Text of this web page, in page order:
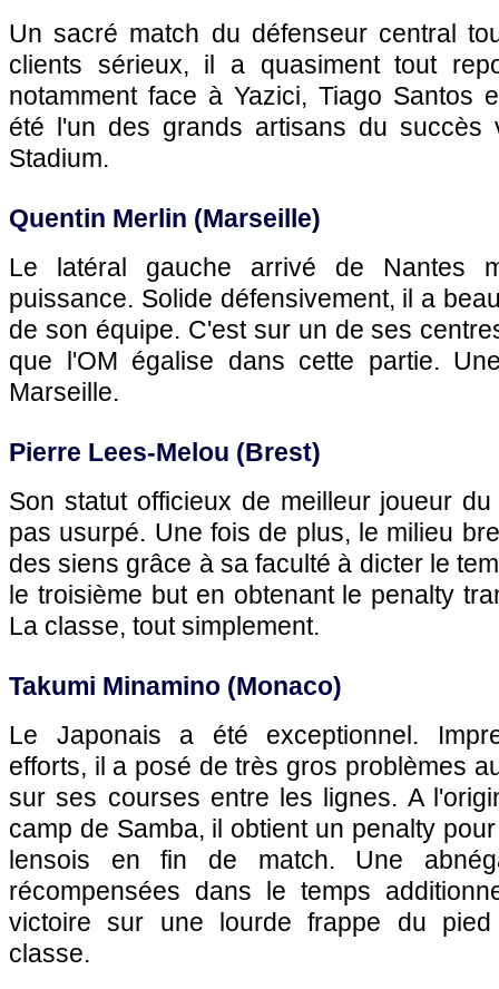
Un sacré match du défenseur central
clients sérieux, il a quasiment tout
notamment face à Yazici, Tiago Santos
été l'un des grands artisans du succès
Stadium.
Quentin Merlin (Marseille)
Le latéral gauche arrivé de Nantes
puissance. Solide défensivement, il a
de son équipe. C'est sur un de ses
que l'OM égalise dans cette partie.
Marseille.
Pierre Lees-Melou (Brest)
Son statut officieux de meilleur joueur
pas usurpé. Une fois de plus, le milieu
des siens grâce à sa faculté à dicter le
le troisième but en obtenant le penalty
La classe, tout simplement.
Takumi Minamino (Monaco)
Le Japonais a été exceptionnel.
efforts, il a posé de très gros problèmes
sur ses courses entre les lignes. A
camp de Samba, il obtient un penalty
lensois en fin de match. Une
récompensées dans le temps
victoire sur une lourde frappe du
classe.